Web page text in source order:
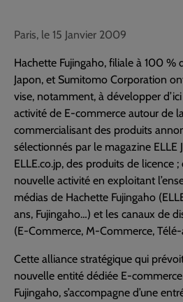
Paris, le 15 Janvier 2009
Hachette Fujingaho, filiale à 100 %
Japon, et Sumitomo Corporation
vise, notamment, à développer
activité de E-commerce autour de
commercialisant des produits
sélectionnés par le magazine ELLE
ELLE.co.jp, des produits de licence
nouvelle activité en exploitant
médias de Hachette Fujingaho
ans, Fujingaho…) et les canaux de
(E-Commerce, M-Commerce,
Cette alliance stratégique qui
nouvelle entité dédiée E-
Fujingaho, s’accompagne d’une